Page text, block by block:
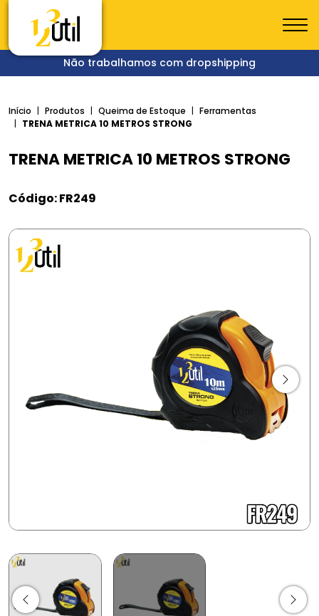
Não trabalhamos com dropshipping
Início Produtos Queima de Estoque
Ferramentas
TRENA METRICA 10 METROS STRONG
TRENA METRICA 10 METROS STRONG
Código: FR249